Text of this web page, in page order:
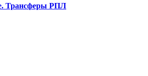
Трансферы РПЛ